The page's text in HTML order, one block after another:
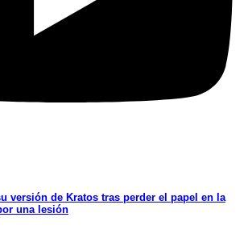
versión de Kratos tras perder el papel en la
una lesión